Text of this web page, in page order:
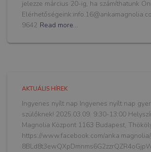
jelezze március 20-ig, ha számíthatunk
9642 Read more…
AKTUÁLIS HÍREK
Ingyenes nyílt nap Ingyenes nyílt nap
szülőknek! 2025.03.09. 9:30-13:00
Magnolia Központ 1163 Budapest,
https://www.facebook.com/